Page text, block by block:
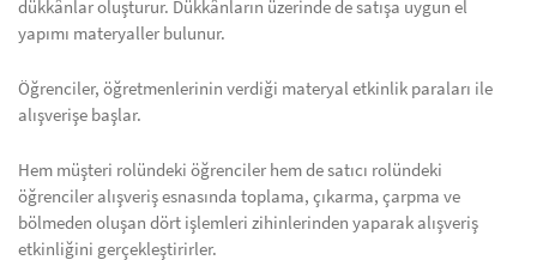
dükkânlar oluşturur. Dükkânların üzerinde de satışa uygun el
yapımı materyaller bulunur.
Öğrenciler, öğretmenlerinin verdiği materyal etkinlik paraları ile
alışverişe başlar.
Hem müşteri rolündeki öğrenciler hem de satıcı rolündeki
öğrenciler alışveriş esnasında toplama, çıkarma, çarpma ve
bölmeden oluşan dört işlemleri zihinlerinden yaparak alışveriş
etkinliğini gerçekleştirirler.